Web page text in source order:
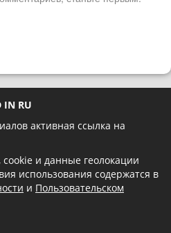
IN RU
активная ссылка на
cookie и данные геолокации
использования содержатся в
и Пользовательском